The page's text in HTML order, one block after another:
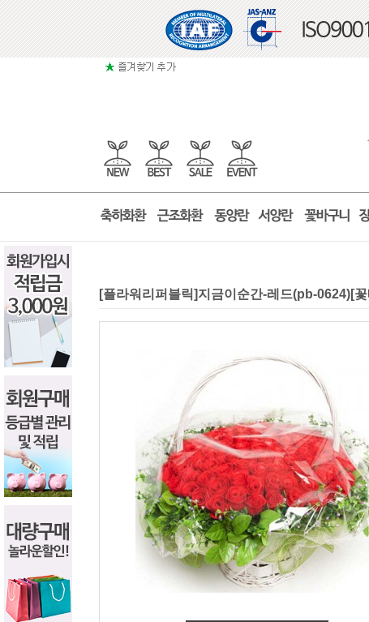
[플라워리퍼블릭]지금이순간-레드(pb-0624)[